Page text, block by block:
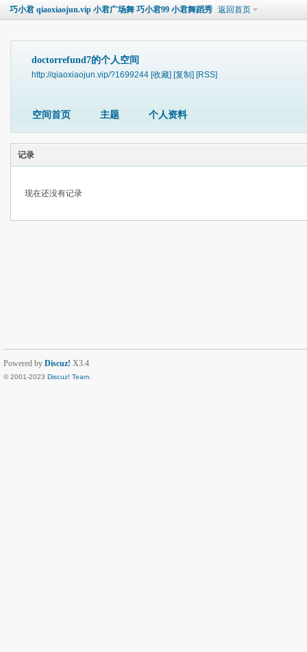
巧小君 qiaoxiaojun.vip 小君广场舞 巧小君99 小君舞蹈秀 返回首页
doctorrefund7的个人空间
http://qiaoxiaojun.vip/?1699244 [收藏] [复制] [RSS]
空间首页 主题 个人资料
记录
现在还没有记录
Powered by Discuz! X3.4
© 2001-2023 Discuz! Team